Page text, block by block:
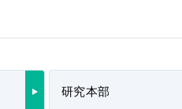
研究本部